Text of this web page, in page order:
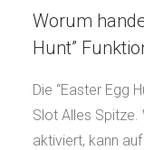
Worum
Hunt”
Die “Easter Egg
Slot Alles
aktiviert, kann